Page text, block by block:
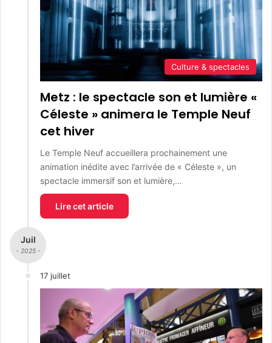
Culture & spectacles
Metz : le spectacle son et lumière «
Céleste » animera le Temple Neuf
cet hiver
Le Temple Neuf accueillera prochainement une
animation inédite avec l’arrivée de « Céleste », un
spectacle immersif son et lumière,…
Lire cet article
Juil
- 2025 -
17 juillet